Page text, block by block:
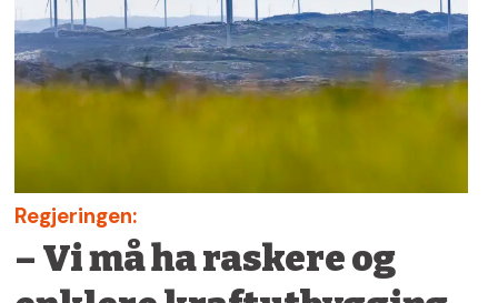
Regjeringen:
– Vi må ha raskere og